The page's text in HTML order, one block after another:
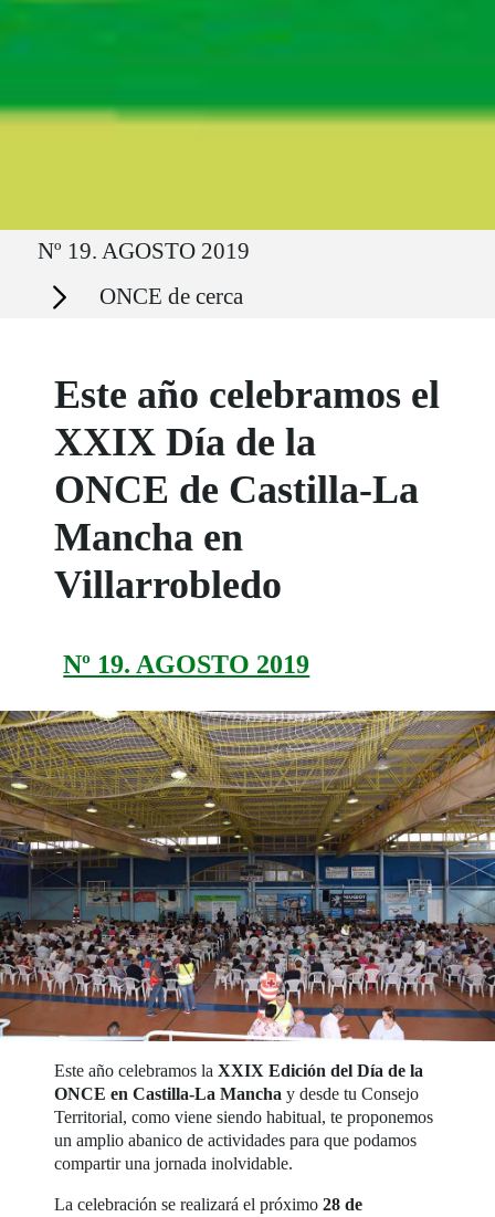
Ruta del sitio
Nº 19. AGOSTO 2019
Secciones ONCE de cerca
Este año celebramos el
XXIX Día de la
ONCE de Castilla-La
Mancha en
Villarrobledo
Nº 19. AGOSTO 2019
Este año celebramos laXXIX Edición del Día de la
ONCE en Castilla-La Mancha y desde tu Consejo
Territorial, como viene siendo habitual, te proponemos
un amplio abanico de actividades para que podamos
compartir una jornada inolvidable.
La celebración se realizará el próximo28 de